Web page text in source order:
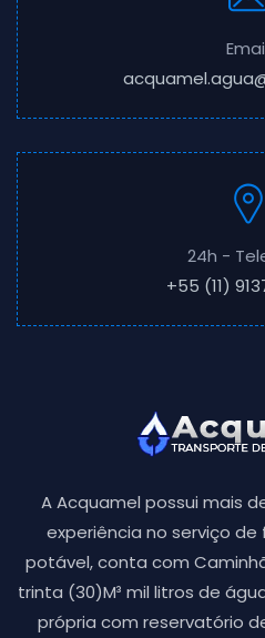
24h -
+55 (11)
A Acquamel possui mais
experiência no serviço
potável, conta com
trinta (30)M³ mil litros de
própria com reservatório